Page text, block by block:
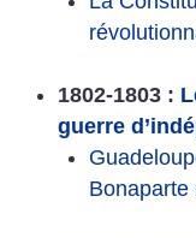
1802-1803 :
guerre
Bonaparte